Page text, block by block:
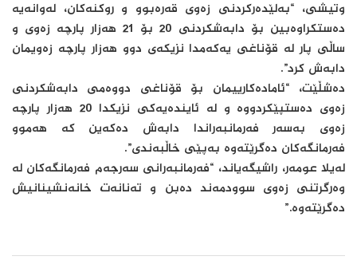
وتیشی‌، “به‌لێده‌ركردنی‌ زه‌وی‌ قه‌ره‌بوو و روكنه‌كان، له‌وانه‌یه‌
ده‌ستكراوه‌بین بۆ دابه‌شكردنی‌ 20 بۆ 21 هه‌زار پارچه‌ زه‌وی‌ و
ساڵی‌ پار له‌ قۆناغی‌ یه‌كه‌مدا نزیكه‌ی‌ دوو هه‌زار پارچه‌ زه‌ویمان
دابه‌ش كرد”.
دەشڵێت، “ئاماده‌كارییمان بۆ قۆناغی دووه‌می دابه‌شكردنی
زه‌وی ده‌ستپێكردووه‌ و له‌ ئاینده‌یه‌كی نزیكدا 20 هه‌زار پارچه‌
زه‌وی به‌سه‌ر فه‌رمانبه‌راندا دابه‌ش ده‌كه‌ین كه‌ هه‌موو
فه‌رمانگه‌كان ده‌گرێته‌وه‌ به‌پێی‌ خاڵبه‌ندی‌”.
لەیلا عومەر، راشیگه‌یاند، “فه‌رمانبه‌رانی سه‌رجه‌م فه‌رمانگه‌كان له‌
وه‌رگرتنی زه‌وی سوودمه‌ند ده‌بن و ته‌نانه‌ت خانه‌نشینانیش
ده‌گرێته‌وه‌.”